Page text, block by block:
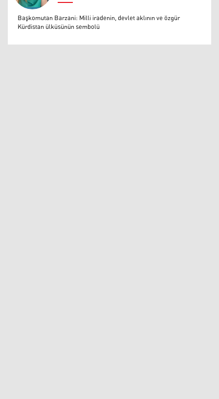
Muazzez Baktaş
Başkomutan Barzani: Milli iradenin, devlet aklının ve özgür
Kürdistan ülküsünün sembolü